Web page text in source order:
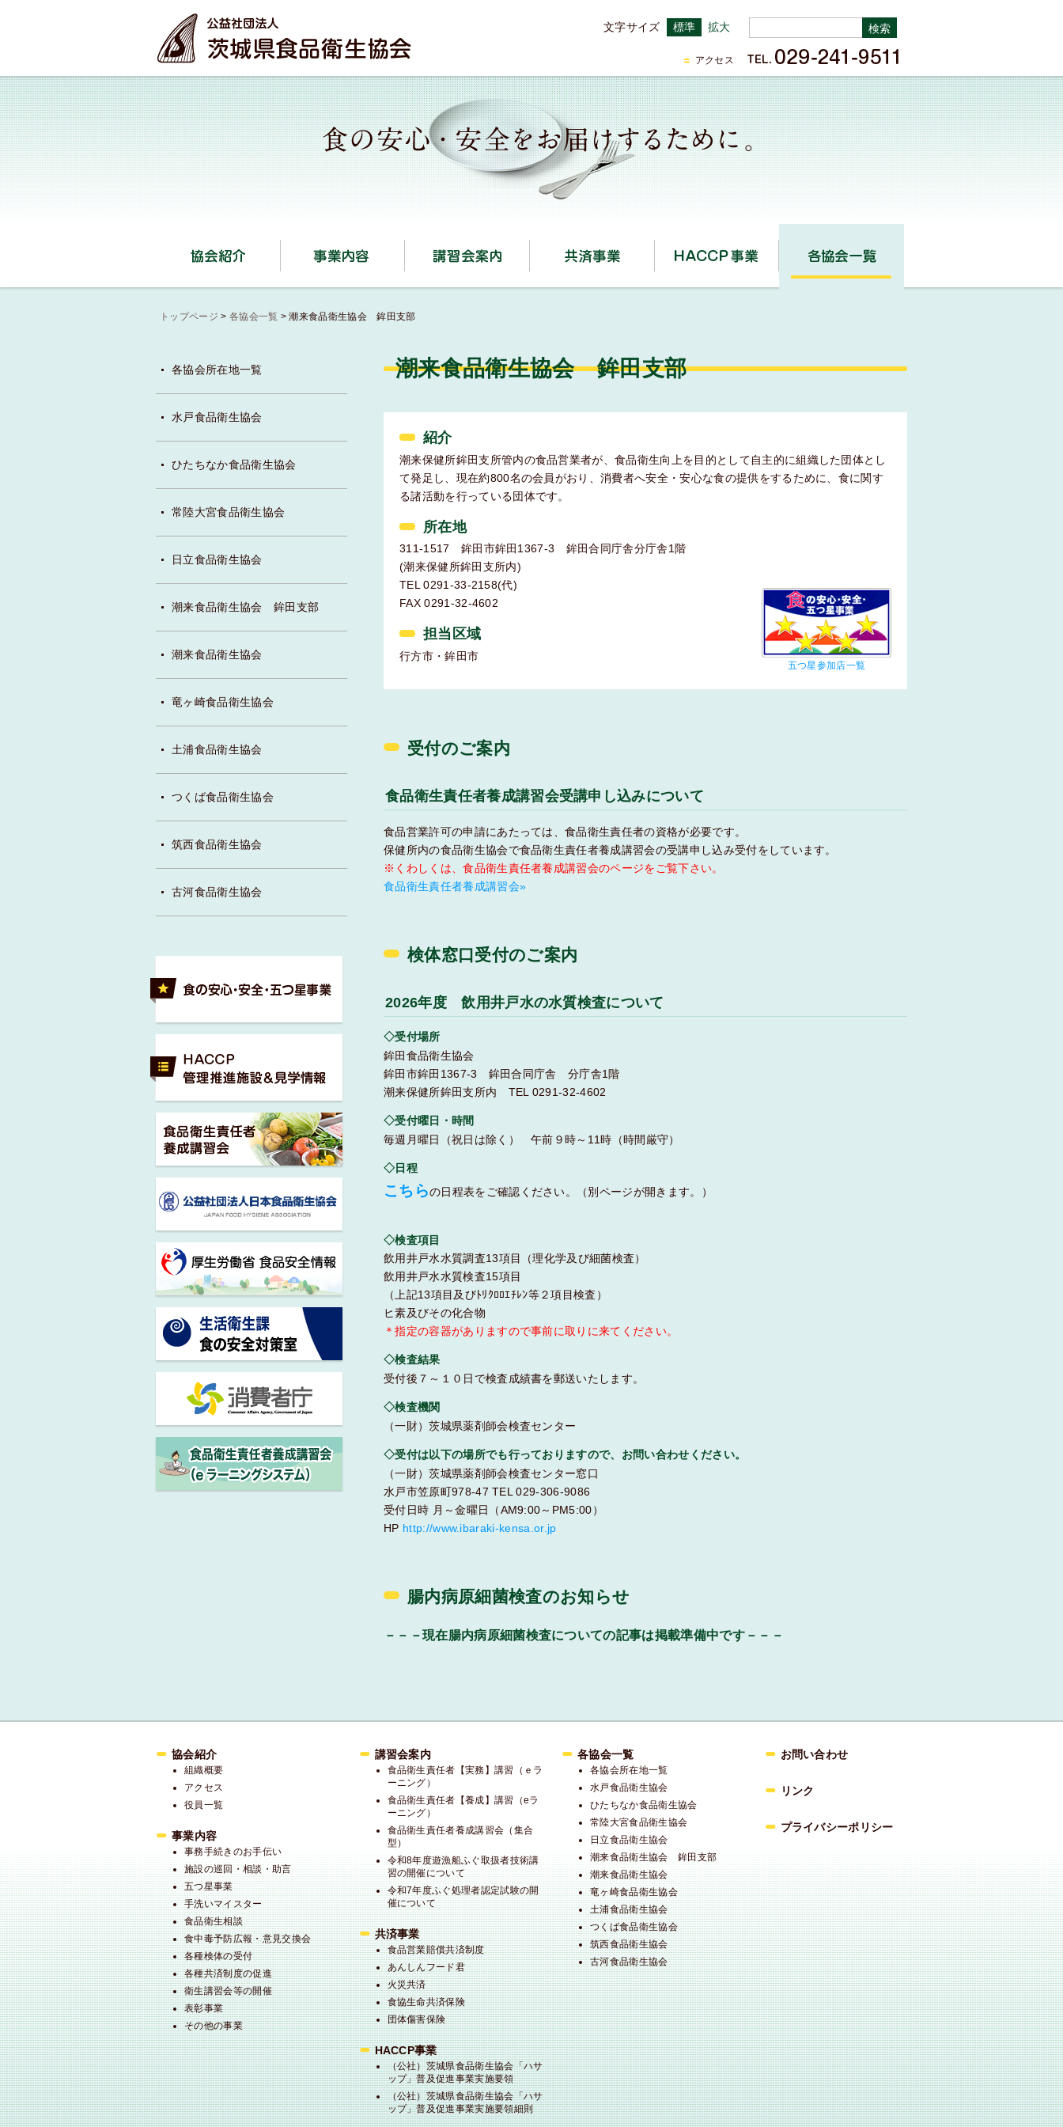
文字サイズ 標準 拡大
アクセス
協会紹介 事業内容 講習会案内 共済事業 HACCP事業
トップページ > 各協会一覧 >潮来食品衛生協会 鉾田支部
各協会所在地一覧
水戸食品衛生協会
ひたちなか食品衛生協会
常陸大宮食品衛生協会
日立食品衛生協会
潮来食品衛生協会 鉾田支部
潮来食品衛生協会
竜ヶ崎食品衛生協会
土浦食品衛生協会
つくば食品衛生協会
筑西食品衛生協会
古河食品衛生協会
潮来食品衛生協会 鉾田支部
紹介
潮来保健所鉾田支所管内の食品営業者が、食品衛生向上を目的として自主的に組織した団体とし
て発足し、現在約800名の会員がおり、消費者へ安全・安心な食の提供をするために、食に関す
る諸活動を行っている団体です。
所在地
311-1517 鉾田市鉾田1367-3 鉾田合同庁舎分庁舎1階
(潮来保健所鉾田支所内)
TEL 0291-33-2158(代)
FAX 0291-32-4602
担当区域
行方市・鉾田市
五つ星参加店一覧
受付のご案内
食品衛生責任者養成講習会受講申し込みについて
食品営業許可の申請にあたっては、食品衛生責任者の資格が必要です。
保健所内の食品衛生協会で食品衛生責任者養成講習会の受講申し込み受付をしています。
※くわしくは、食品衛生責任者養成講習会のページをご覧下さい。
食品衛生責任者養成講習会»
検体窓口受付のご案内
2026年度 飲用井戸水の水質検査について
◇受付場所
鉾田食品衛生協会
鉾田市鉾田1367-3 鉾田合同庁舎 分庁舎1階
潮来保健所鉾田支所内 TEL 0291-32-4602
◇受付曜日・時間
毎週月曜日（祝日は除く） 午前９時～11時（時間厳守）
◇日程
こちらの日程表をご確認ください。（別ページが開きます。）
◇検査項目
飲用井戸水水質調査13項目（理化学及び細菌検査）
飲用井戸水水質検査15項目
（上記13項目及びﾄﾘｸﾛﾛｴﾁﾚﾝ等２項目検査）
ヒ素及びその化合物
＊指定の容器がありますので事前に取りに来てください。
◇検査結果
受付後７～１０日で検査成績書を郵送いたします。
◇検査機関
（一財）茨城県薬剤師会検査センター
◇受付は以下の場所でも行っておりますので、お問い合わせください。
（一財）茨城県薬剤師会検査センター窓口
水戸市笠原町978-47 TEL 029-306-9086
受付日時 月～金曜日（AM9:00～PM5:00）
HP http://www.ibaraki-kensa.or.jp
腸内病原細菌検査のお知らせ
－－－現在腸内病原細菌検査についての記事は掲載準備中です－－－
協会紹介
組織概要
アクセス
役員一覧
事業内容
事務手続きのお手伝い
施設の巡回・相談・助言
五つ星事業
手洗いマイスター
食品衛生相談
食中毒予防広報・意見交換会
各種検体の受付
各種共済制度の促進
衛生講習会等の開催
表彰事業
その他の事業
講習会案内
食品衛生責任者【実務】講習（ｅラ
ーニング）
食品衛生責任者【養成】講習（eラ
ーニング）
食品衛生責任者養成講習会（集合
型）
令和8年度遊漁船ふぐ取扱者技術講
習の開催について
令和7年度ふぐ処理者認定試験の開
催について
共済事業
食品営業賠償共済制度
あんしんフード君
火災共済
食協生命共済保険
団体傷害保険
HACCP事業
（公社）茨城県食品衛生協会「ハサ
ップ」普及促進事業実施要領
（公社）茨城県食品衛生協会「ハサ
ップ」普及促進事業実施要領細則
各協会一覧
各協会所在地一覧
水戸食品衛生協会
ひたちなか食品衛生協会
常陸大宮食品衛生協会
日立食品衛生協会
潮来食品衛生協会 鉾田支部
潮来食品衛生協会
竜ヶ崎食品衛生協会
土浦食品衛生協会
つくば食品衛生協会
筑西食品衛生協会
古河食品衛生協会
お問い合わせ
リンク
プライバシーポリシー